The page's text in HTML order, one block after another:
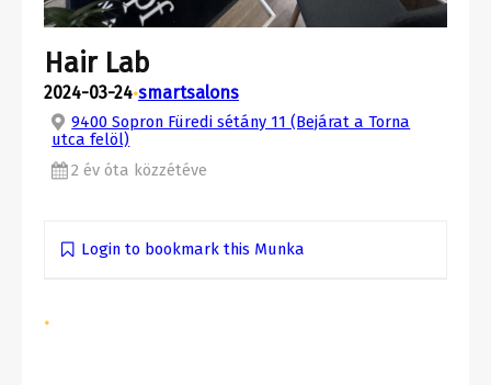
Hair Lab
2024-03-24•smartsalons
9400 Sopron Füredi sétány 11 (Bejárat a Torna
utca felöl)
2 év óta közzétéve
Login to bookmark this Munka
•